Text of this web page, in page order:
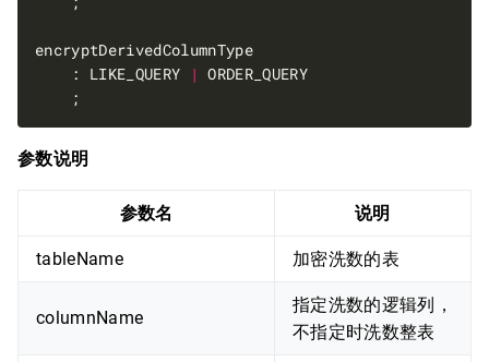
encryptDerivedColumnType
    : LIKE_QUERY
|
ORDER_QUERY
参数说明
参数名 说明
tableName 加密洗数的表
columnName
指定洗数的逻辑列，
不指定时洗数整表